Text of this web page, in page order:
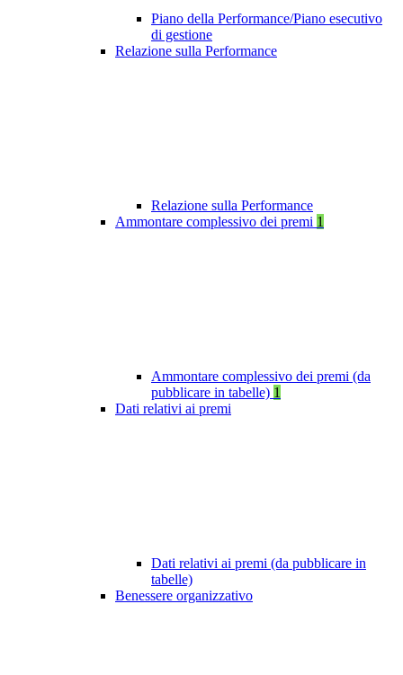
Piano della Performance/Piano esecutivo
di gestione
Relazione sulla Performance
Relazione sulla Performance
Ammontare complessivo dei premi 1
Ammontare complessivo dei premi (da
pubblicare in tabelle) 1
Dati relativi ai premi
Dati relativi ai premi (da pubblicare in
tabelle)
Benessere organizzativo